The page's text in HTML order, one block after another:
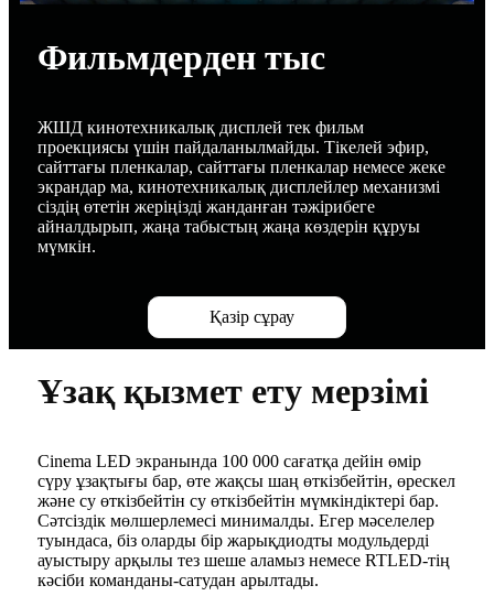
Фильмдерден тыс
ЖШД кинотехникалық дисплей тек фильм
проекциясы үшін пайдаланылмайды. Тікелей эфир,
сайттағы пленкалар, сайттағы пленкалар немесе жеке
экрандар ма, кинотехникалық дисплейлер механизмі
сіздің өтетін жеріңізді жанданған тәжірибеге
айналдырып, жаңа табыстың жаңа көздерін құруы
мүмкін.
Қазір сұрау
Ұзақ қызмет ету мерзімі
Cinema LED экранында 100 000 сағатқа дейін өмір
сүру ұзақтығы бар, өте жақсы шаң өткізбейтін, өрескел
және су өткізбейтін су өткізбейтін мүмкіндіктері бар.
Сәтсіздік мөлшерлемесі минималды. Егер мәселелер
туындаса, біз оларды бір жарықдиодты модульдерді
ауыстыру арқылы тез шеше аламыз немесе RTLED-тің
кәсіби команданы-сатудан арылтады.